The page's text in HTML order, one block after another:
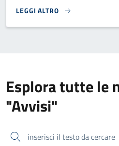
LEGGI ALTRO
NUOVO SPAZIO DI INCONTRO
Esplora tutte le
"Avvisi"
inserisci il testo da cercare